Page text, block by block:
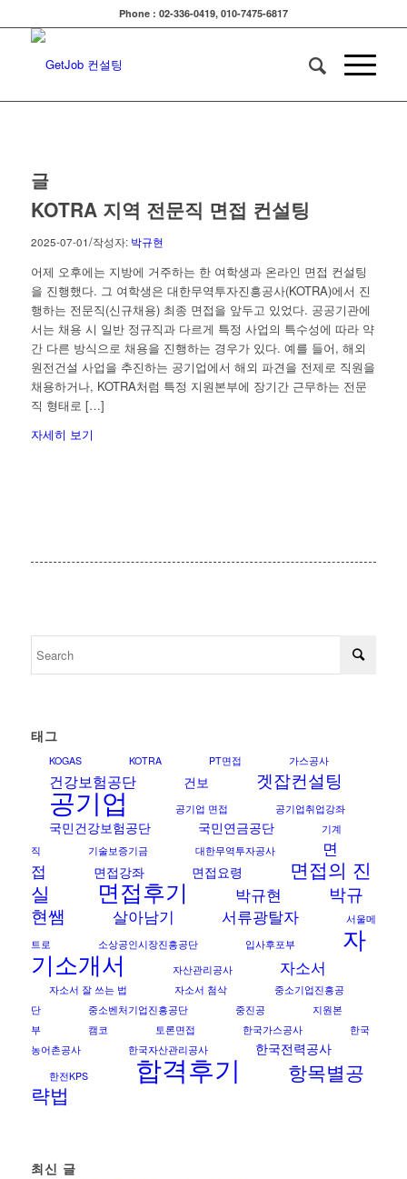
Phone : 02-336-0419, 010-7475-6817
글
KOTRA 지역 전문직 면접 컨설팅
2025-07-01/작성자: 박규현
어제 오후에는 지방에 거주하는 한 여학생과 온라인 면접 컨설팅
을 진행했다. 그 여학생은 대한무역투자진흥공사(KOTRA)에서 진
행하는 전문직(신규채용) 최종 면접을 앞두고 있었다. 공공기관에
서는 채용 시 일반 정규직과 다르게 특정 사업의 특수성에 따라 약
간 다른 방식으로 채용을 진행하는 경우가 있다. 예를 들어, 해외
원전건설 사업을 추진하는 공기업에서 해외 파견을 전제로 직원을
채용하거나, KOTRA처럼 특정 지원본부에 장기간 근무하는 전문
직 형태로 […]
자세히 보기
태그
KOGAS KOTRA PT면접 가스공사
건강보험공단 건보 겟잡컨설팅
공기업 공기업 면접 공기업취업강좌
국민건강보험공단 국민연금공단
기계
직
기술보증기금 대한무역투자공사
면
접
면접강좌 면접요령
면접의 진
실
면접후기 박규현
박규
현쌤
살아남기 서류광탈자
서울메
트로
소상공인시장진흥공단 입사후포부 자
기소개서 자산관리공사 자소서
자소서 잘 쓰는 법 자소서 첨삭
중소기업진흥공
단
중소벤처기업진흥공단 중진공
지원본
부
캠코 토론면접 한국가스공사
한국
농어촌공사
한국자산관리공사 한국전력공사
한전KPS 합격후기
항목별공
략법
최신 글